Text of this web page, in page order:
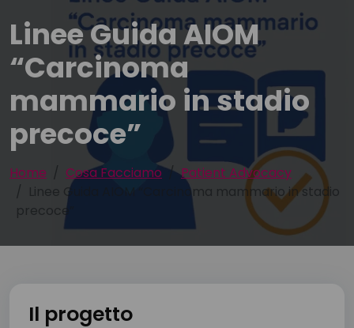
Linee Guida AIOM
“Carcinoma
mammario in stadio
precoce”
Home Cosa Facciamo
Patient Advocacy
Linee Guida AIOM “Carcinoma mammario in stadio
precoce”
Il progetto